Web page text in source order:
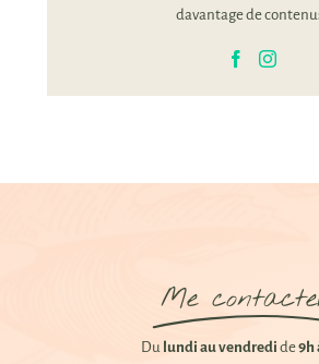
davantage de
Me
Du lundi au vendredi de9h